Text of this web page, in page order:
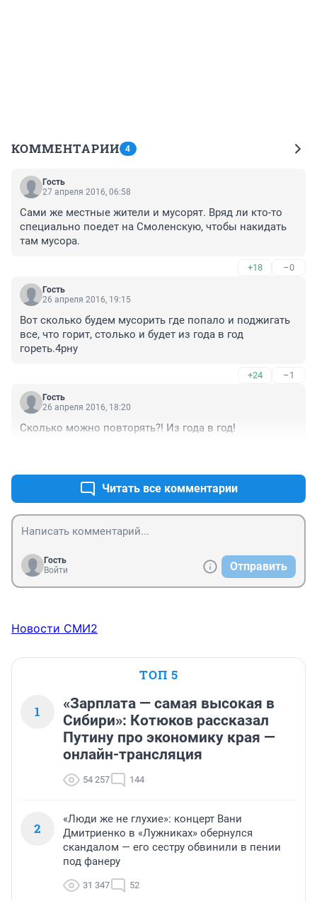
КОММЕНТАРИИ 4
Гость
27 апреля 2016, 06:58
Сами же местные жители и мусорят. Вряд ли кто-то
специально поедет на Смоленскую, чтобы накидать
там мусора.
+18 –0
Гость
26 апреля 2016, 19:15
Вот сколько будем мусорить где попало и поджигать
все, что горит, столько и будет из года в год
гореть.4рну
+24 –1
Гость
26 апреля 2016, 18:20
Сколько можно повторять?! Из года в год!
Читать все комментарии
Гость
Войти
Отправить
Новости СМИ2
ТОП 5
1
«Зарплата — самая высокая в
Сибири»: Котюков рассказал
Путину про экономику края —
онлайн-трансляция
54 257 144
2
«Люди же не глухие»: концерт Вани
Дмитриенко в «Лужниках» обернулся
скандалом — его сестру обвинили в пении
под фанеру
31 347 52